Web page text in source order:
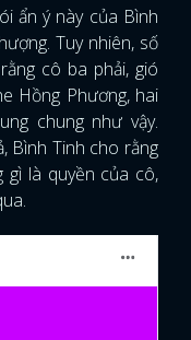
ẩn ý này của Bình
Tuy nhiên, số
cô ba phải, gió
Hồng Phương, hai
chung như vậy.
Bình Tinh cho rằng
gì là quyền của cô,